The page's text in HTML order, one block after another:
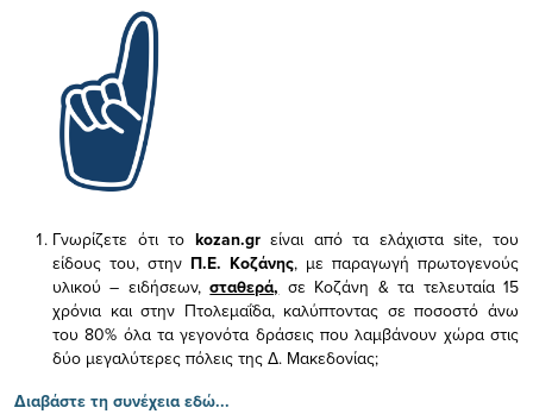
Γνωρίζετε ότι το kozan.gr είναι από τα ελάχισταsite, του
είδους του, στην Π.Ε. Κοζάνης, με παραγωγή πρωτογενούς
υλικού – ειδήσεων,σταθερά, σε Κοζάνη & τα τελευταία 15
χρόνια και στην Πτολεμαΐδα, καλύπτοντας σε ποσοστό άνω
του 80% όλα τα γεγονότα δράσεις που λαμβάνουν χώρα στις
δύο μεγαλύτερες πόλεις της Δ. Μακεδονίας;
Διαβάστε τη συνέχεια εδώ...